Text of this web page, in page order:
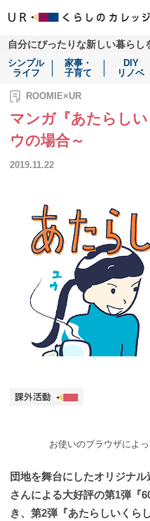
自分にぴったりな新しい暮らし
シンプル
ライフ
家事・
子育て
DIY
リノベ
ROOMIE×UR
マンガ『あたらし
ウの場合～
2019.11.22
お使いのブラウザによ
団地を舞台にしたオリジナ
さんによる大好評の第1弾『
き、第2弾『あたらしいくら